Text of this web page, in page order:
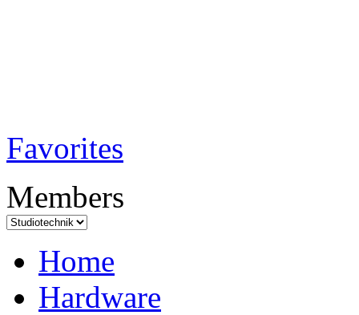
Favorites
Members
Home
Hardware